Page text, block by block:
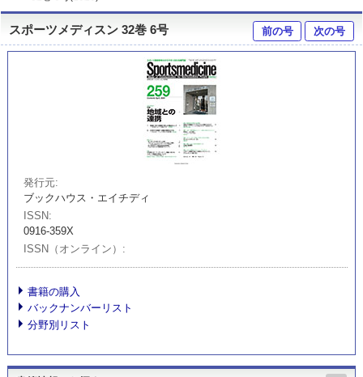
スポーツメディスン 32巻 6号 前の号 次の号
発行元
ブックハウス・エイチディ
ISSN
0916-359X
ISSN（オンライン）
書籍の購入
バックナンバーリスト
分野別リスト